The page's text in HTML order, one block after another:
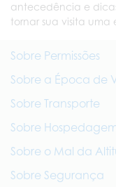
antecedência e
tornar sua visita uma
Sobre Permissões
Sobre a Época de
Sobre Transporte
Sobre
Sobre o Mal da
Sobre Segurança